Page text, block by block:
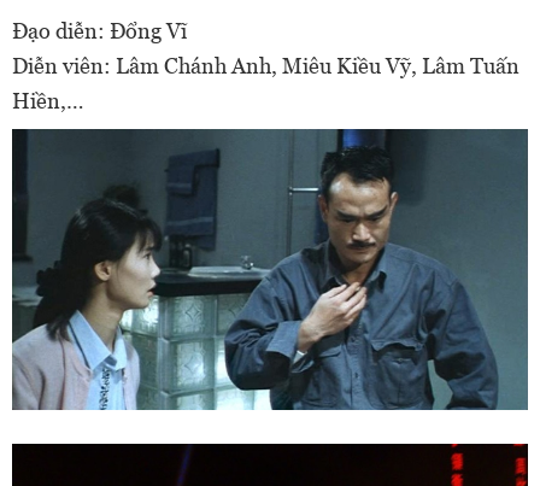
Đạo diễn: Đổng Vĩ
Diễn viên: Lâm Chánh Anh, Miêu Kiều Vỹ, Lâm Tuấn
Hiền,…